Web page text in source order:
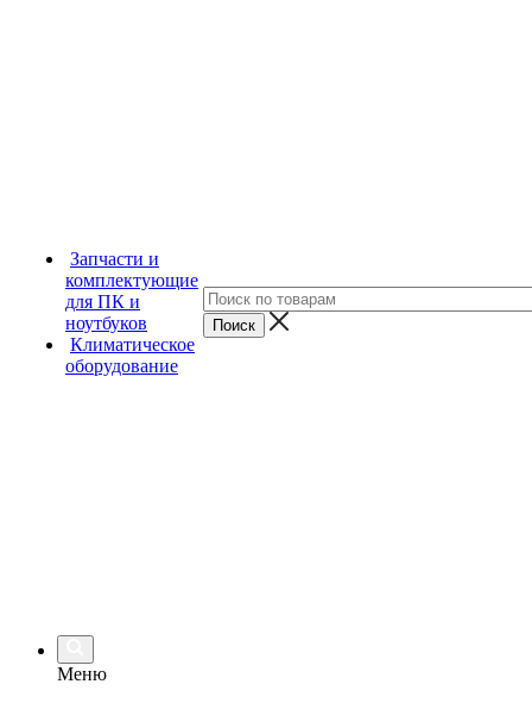
Запчасти и
комплектующие
для ПК и
ноутбуков
Климатическое
оборудование
Меню